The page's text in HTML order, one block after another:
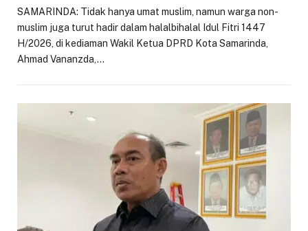
SAMARINDA: Tidak hanya umat muslim, namun warga non-
muslim juga turut hadir dalam halalbihalal Idul Fitri 1447
H/2026, di kediaman Wakil Ketua DPRD Kota Samarinda,
Ahmad Vananzda,…